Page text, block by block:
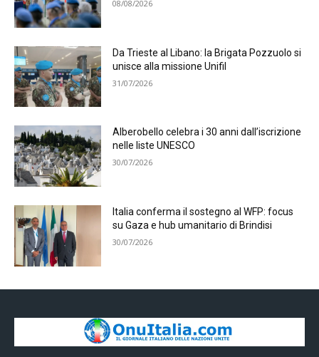
08/08/2026
Da Trieste al Libano: la Brigata Pozzuolo si
unisce alla missione Unifil
31/07/2026
Alberobello celebra i 30 anni dall’iscrizione
nelle liste UNESCO
30/07/2026
Italia conferma il sostegno al WFP: focus
su Gaza e hub umanitario di Brindisi
30/07/2026